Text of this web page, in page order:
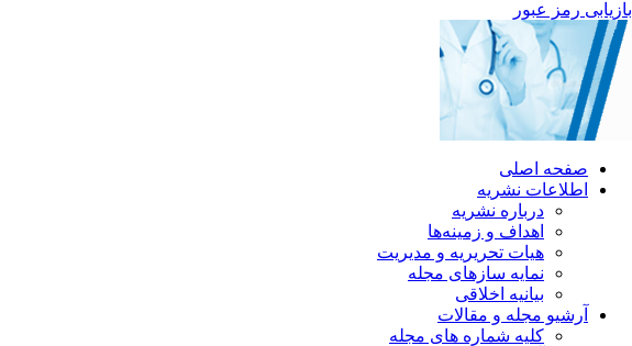
بازیابی رمز عبور
صفحه اصلی
اطلاعات نشریه
درباره نشریه
اهداف و زمینه‌ها
هیات تحریریه و مدیریت
نمایه سازهای مجله
بیانیه اخلاقی
آرشیو مجله و مقالات
کلیه شماره های مجله